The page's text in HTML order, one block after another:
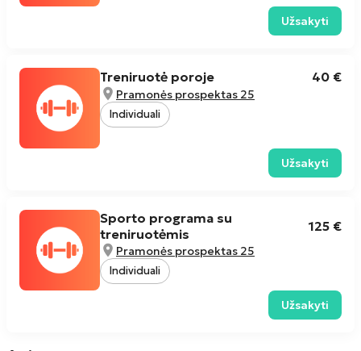
Užsakyti
Treniruotė poroje 40 €
Pramonės prospektas 25
Individuali
Užsakyti
Sporto programa su
treniruotėmis
125 €
Pramonės prospektas 25
Individuali
Užsakyti